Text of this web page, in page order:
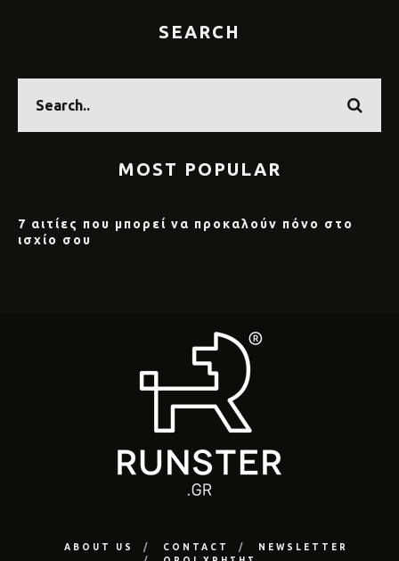
SEARCH
MOST POPULAR
7 αιτίες που μπορεί να προκαλούν πόνο στο
ισχίο σου
ABOUT US CONTACT
NEWSLETTER